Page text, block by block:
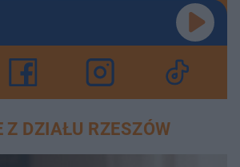
Z DZIAŁU RZESZÓW